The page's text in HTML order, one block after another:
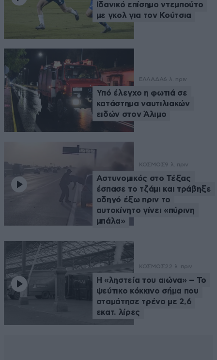
Ιδανικό επίσημο ντεμπούτο
με γκολ για τον Κούτσια
ΕΛΛΑΔΑ6 λ. πριν
Υπό έλεγχο η φωτιά σε
κατάστημα ναυτιλιακών
ειδών στον Άλιμο
ΚΟΣΜΟΣ9 λ. πριν
Αστυνομικός στο Τέξας
έσπασε το τζάμι και τράβηξε
οδηγό έξω πριν το
αυτοκίνητο γίνει «πύρινη
μπάλα»
ΚΟΣΜΟΣ22 λ. πριν
Η «ληστεία του αιώνα» – Το
ψεύτικο κόκκινο σήμα που
σταμάτησε τρένο με 2,6
εκατ. λίρες